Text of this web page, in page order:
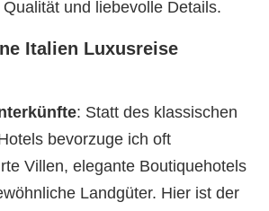
und liebevolle Details.
Italien Luxusreise
: Statt des klassischen
bevorzuge ich oft
Villen, elegante Boutiquehotels
Landgüter. Hier ist der